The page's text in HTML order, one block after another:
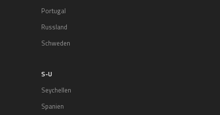
Portugal
Russland
Schweden
S-U
Seychellen
Spanien